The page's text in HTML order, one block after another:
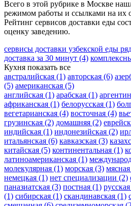
Всего в этой рубрике в Москве
режимом работы и ссылками на их
Рейтинг сервисов доставки еды
оценку заведению.
сервисы доставки узбекской еды
доставка за 30 минут (4)
Кухня показать все
австралийская (1) авторская (6)
(5) американская (5)
английская (1) арабская (1)
африканская (1) белорусская (1)
вегетарианская (4) восточная (4)
грузинская (2) домашняя (2)
индийская (1) индонезийская (2)
итальянская (6) кавказская (3)
китайская (5) континентальная (1)
латиноамериканская (1)
молекулярная (1) морская (3) мясная
немецкая (1) нет специализации (2)
паназиатская (3) постная (1) русская
(1) сибирская (1) скандинавская (1)